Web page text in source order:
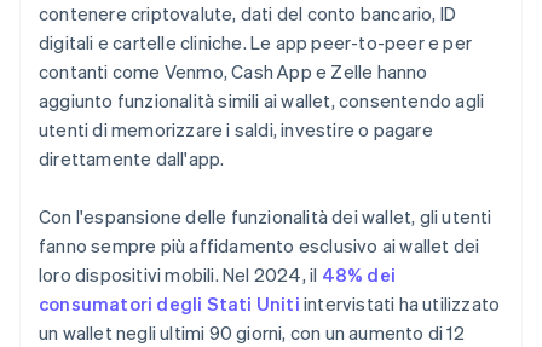
contenere criptovalute, dati del conto bancario, ID
digitali e cartelle cliniche. Le app peer-to-peer e per
contanti come Venmo, Cash App e Zelle hanno
aggiunto funzionalità simili ai wallet, consentendo agli
utenti di memorizzare i saldi, investire o pagare
direttamente dall'app.
Con l'espansione delle funzionalità dei wallet, gli utenti
fanno sempre più affidamento esclusivo ai wallet dei
loro dispositivi mobili. Nel 2024, il 48% dei
consumatori degli Stati Uniti intervistati ha utilizzato
un wallet negli ultimi 90 giorni, con un aumento di 12